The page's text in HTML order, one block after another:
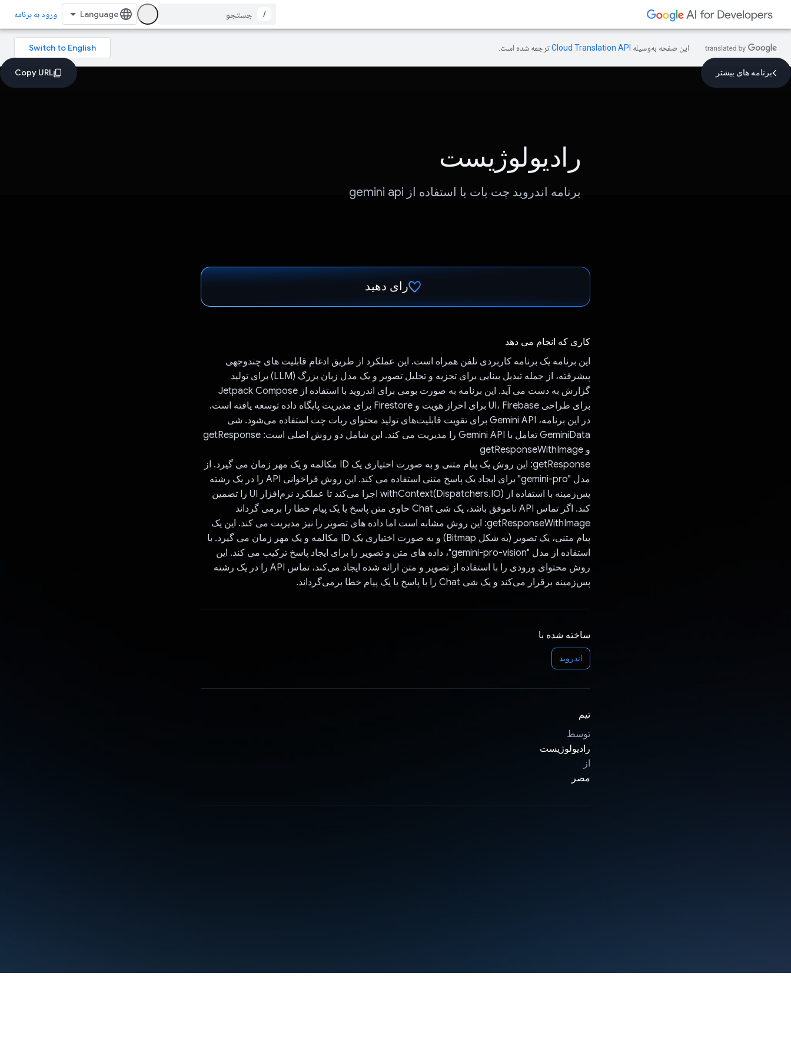
/ ورود به برنامه
این صفحه به‌وسیله ترجمه شده است.
برنامه های بیشتر
رادیولوژیست
برنامه اندروید چت بات با استفاده از gemini api
رای دهید
کاری که انجام می دهد
این برنامه یک برنامه کاربردی تلفن همراه است. این عملکرد از طریق ادغام قابلیت های چندوجهی
پیشرفته، از جمله تبدیل بینایی برای تجزیه و تحلیل تصویر و یک مدل زبان بزرگ (LLM) برای تولید
گزارش به دست می آید. این برنامه به صورت بومی برای اندروید با استفاده از Jetpack Compose
برای طراحی UI، Firebase برای احراز هویت و Firestore برای مدیریت پایگاه داده توسعه یافته است.
در این برنامه، Gemini API برای تقویت قابلیت‌های تولید محتوای ربات چت استفاده می‌شود. شی
GeminiData تعامل با Gemini API را مدیریت می کند. این شامل دو روش اصلی است: getResponse
و getResponseWithImage
getResponse: این روش یک پیام متنی و به صورت اختیاری یک ID مکالمه و یک مهر زمان می گیرد. از
مدل "gemini-pro" برای ایجاد یک پاسخ متنی استفاده می کند. این روش فراخوانی API را در یک رشته
پس‌زمینه با استفاده از withContext(Dispatchers.IO) اجرا می‌کند تا عملکرد نرم‌افزار UI را تضمین
کند. اگر تماس API ناموفق باشد، یک شی Chat حاوی متن پاسخ یا یک پیام خطا را برمی گرداند
getResponseWithImage: این روش مشابه است اما داده های تصویر را نیز مدیریت می کند. این یک
پیام متنی، یک تصویر (به شکل Bitmap) و به صورت اختیاری یک ID مکالمه و یک مهر زمان می گیرد. با
استفاده از مدل "gemini-pro-vision"، داده های متن و تصویر را برای ایجاد پاسخ ترکیب می کند. این
روش محتوای ورودی را با استفاده از تصویر و متن ارائه شده ایجاد می‌کند، تماس API را در یک رشته
پس‌زمینه برقرار می‌کند و یک شی Chat را با پاسخ یا یک پیام خطا برمی‌گرداند.
ساخته شده با
اندروید
تیم
توسط
رادیولوژیست
از
مصر